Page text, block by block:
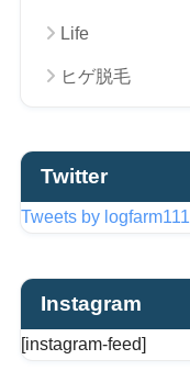
Life
ヒゲ脱毛
Twitter
Tweets by logfarm111
Instagram
[instagram-feed]